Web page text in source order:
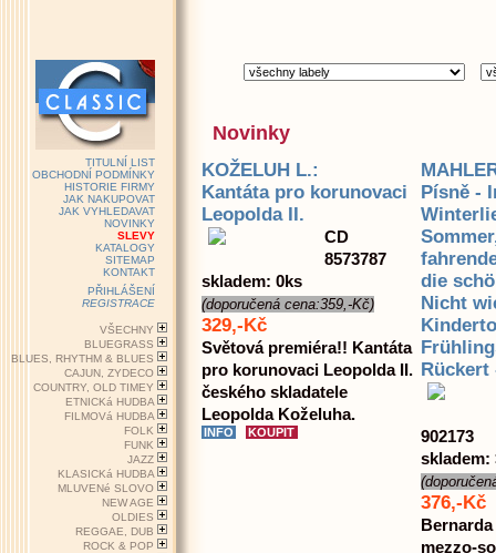
TITULNÍ LIST
OBCHODNÍ PODMÍNKY
HISTORIE FIRMY
JAK NAKUPOVAT
JAK VYHLEDAVAT
NOVINKY
SLEVY
KATALOGY
SITEMAP
KONTAKT
PŘIHLÁŠENÍ
REGISTRACE
VŠECHNY
BLUEGRASS
BLUES, RHYTHM & BLUES
CAJUN, ZYDECO
COUNTRY, OLD TIMEY
ETNICKá HUDBA
FILMOVá HUDBA
FOLK
FUNK
JAZZ
KLASICKá HUDBA
MLUVENé SLOVO
NEW AGE
OLDIES
REGGAE, DUB
ROCK & POP
Novinky
KOŽELUH L.:
Kantáta pro korunovaci
Leopolda II.
CD
8573787
skladem: 0ks
(doporučená cena:359,-Kč)
329,-Kč
Světová premiéra!! Kantáta
pro korunovaci Leopolda II.
českého skladatele
Leopolda Koželuha.
Písně -
die
Nicht
Rückert
902173
skladem:
376,-Kč
mezzo-